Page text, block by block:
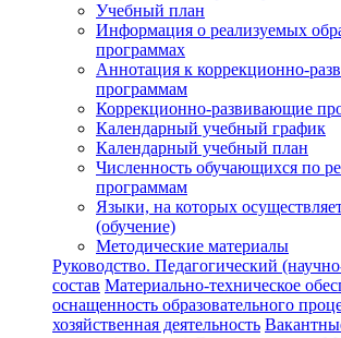
Учебный план
Информация о реализуемых
программах
Аннотация к коррекционно-
программам
Коррекционно-развивающие
Календарный учебный график
Календарный учебный план
Численность обучающихся по
программам
Языки, на которых
(обучение)
Методические материалы
Руководство. Педагогический
состав Материально-техническое
оснащенность образовательного
хозяйственная деятельность